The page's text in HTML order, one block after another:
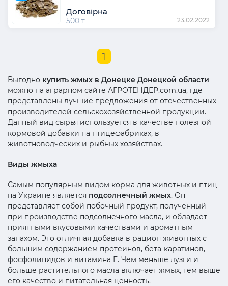
Договірна
500 т 23.02.2022
1
Выгодно купить жмых в Донецке Донецкой области
можно на аграрном сайте АГРОТЕНДЕР.com.ua, где
представлены лучшие предложения от отечественных
производителей сельскохозяйственной продукции.
Данный вид сырья используется в качестве полезной
кормовой добавки на птицефабриках, в
животноводческих и рыбных хозяйствах.
Виды жмыха
Самым популярным видом корма для животных и птиц
на Украине является подсолнечный жмых. Он
представляет собой побочный продукт, полученный
при производстве подсолнечного масла, и обладает
приятными вкусовыми качествами и ароматным
запахом. Это отличная добавка в рацион животных с
большим содержанием протеинов, бета-каратинов,
фосфолипидов и витамина Е. Чем меньше лузги и
больше растительного масла включает жмых, тем выше
его качество и питательная ценность.